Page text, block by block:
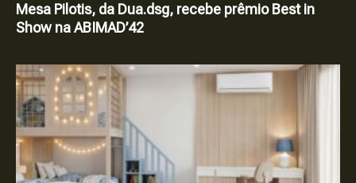
Mesa Pilotis, da Dua.dsg, recebe prêmio Best in
Show na ABIMAD’42